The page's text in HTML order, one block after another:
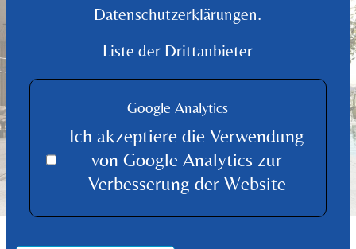
Datenschutzerklärungen.
Liste der Drittanbieter
Google Analytics
Ich akzeptiere die Verwendung
von Google Analytics zur
Verbesserung der Website